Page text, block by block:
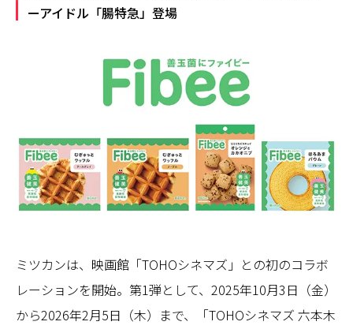
ーアイドル「腸特急」登場
ミツカンは、映画館「TOHOシネマズ」との初のコラボ
レーションを開始。第1弾として、2025年10月3日（金）
から2026年2月5日（木）まで、「TOHOシネマズ 六本木